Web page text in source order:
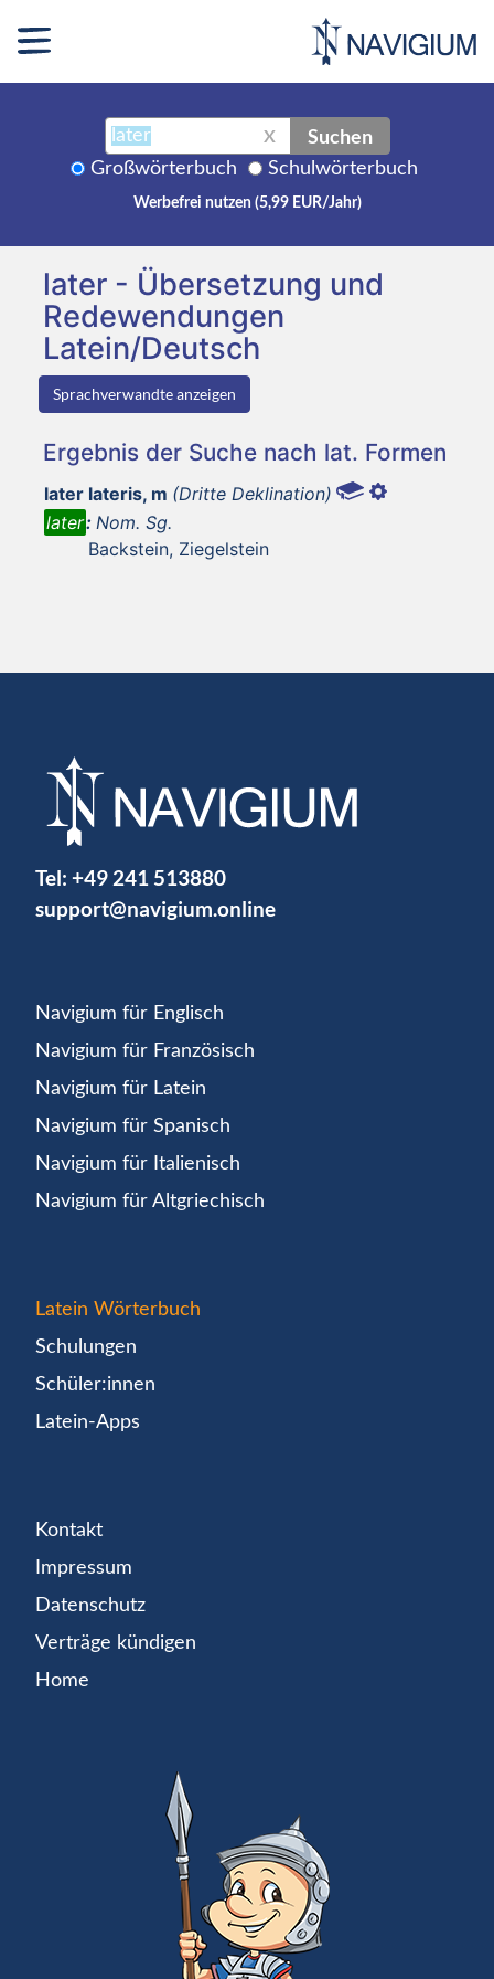
X Suchen
Großwörterbuch Schulwörterbuch
Werbefrei nutzen (5,99 EUR/Jahr)
later - Übersetzung und
Redewendungen
Latein/Deutsch
Sprachverwandte anzeigen
Ergebnis der Suche nach lat. Formen
later lateris, m (Dritte Deklination)
later: Nom. Sg.
Backstein, Ziegelstein
Tel: +49 241 513880
support@navigium.online
Navigium für Englisch
Navigium für Französisch
Navigium für Latein
Navigium für Spanisch
Navigium für Italienisch
Navigium für Altgriechisch
Latein Wörterbuch
Schulungen
Schüler:innen
Latein-Apps
Kontakt
Impressum
Datenschutz
Verträge kündigen
Home